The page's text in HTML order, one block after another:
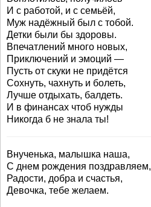
И с работой, и с семьёй,
Муж надёжный был с тобой.
Детки были бы здоровы.
Впечатлений много новых,
Приключений и эмоций —
Пусть от скуки не придётся
Сохнуть, чахнуть и болеть,
Лучше отдыхать, балдеть.
И в финансах чтоб нужды
Никогда б не знала ты!
Внученька, малышка наша,
С днем рождения поздравляем,
Радости, добра и счастья,
Девочка, тебе желаем.